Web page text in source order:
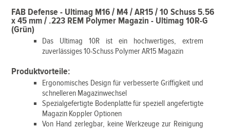
FAB Defense - Ultimag M16 / M4 / AR15 / 10 Schuss 5.56
x 45 mm / .223 REM Polymer Magazin - Ultimag 10R-G
(Grün)
Das Ultimag 10R ist ein hochwertiges, extrem
zuverlässiges 10-Schuss Polymer AR15 Magazin
Produktvorteile:
Ergonomisches Design für verbesserte Griffigkeit und
schnelleren Magazinwechsel
Spezialgefertigte Bodenplatte für speziell angefertigte
Magazin Koppler Optionen
Von Hand zerlegbar, keine Werkzeuge zur Reinigung